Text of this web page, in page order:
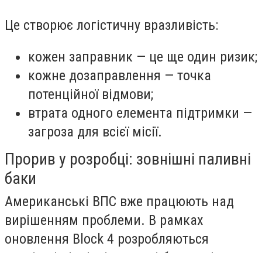
Це створює логістичну вразливість:
кожен заправник — це ще один ризик;
кожне дозаправлення — точка
потенційної відмови;
втрата одного елемента підтримки —
загроза для всієї місії.
Прорив у розробці: зовнішні паливні
баки
Американські ВПС вже працюють над
вирішенням проблеми. В рамках
оновлення Block 4 розробляються